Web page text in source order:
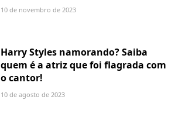
10 de novembro de 2023
Harry Styles namorando? Saiba
quem é a atriz que foi flagrada com
o cantor!
10 de agosto de 2023